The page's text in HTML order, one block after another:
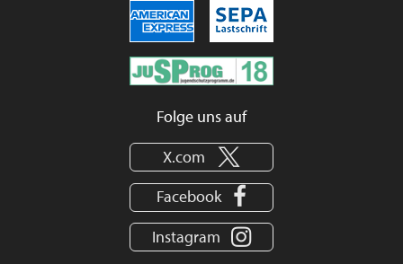
Folge uns auf
X.com
Facebook
Instagram